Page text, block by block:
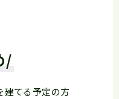
/
建てる予定の方